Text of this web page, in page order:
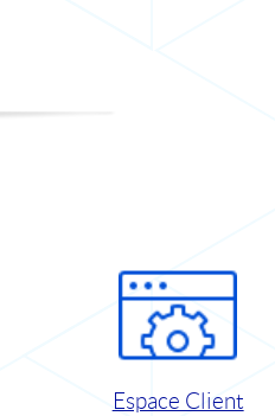
Espace Client